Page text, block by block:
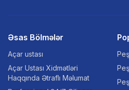
Əsas Bölmələr
Açar ustası
Açar Ustası Xidmətləri
Haqqında Ətraflı Məlumat